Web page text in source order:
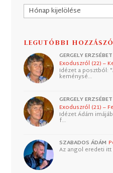
Archívum
LEGUTÓBBI
GERGELY ERZSÉBET
Exoduszról (22) –
Idézet a posztból:
keménysé…
GERGELY ERZSÉBET
Exoduszról (21) –
Idézet Ádám
f…
SZABADOS ÁDÁM
Az angol eredeti